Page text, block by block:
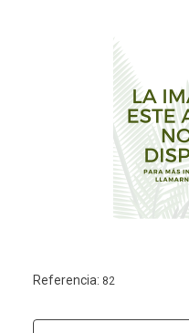
Referencia: 82